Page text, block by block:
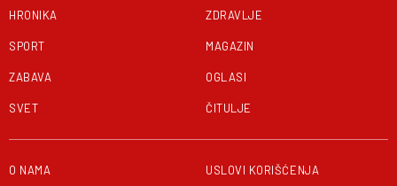
HRONIKA
SPORT
ZABAVA
SVET
ZDRAVLJE
MAGAZIN
OGLASI
ČITULJE
O NAMA USLOVI KORIŠĆENJA